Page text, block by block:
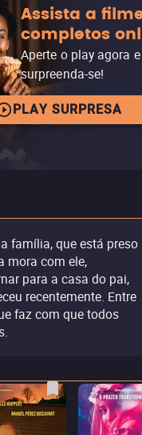
Assista a
completos
Aperte o play agora e
surpreenda-se!
PLAY SURPRESA
família, que está preso
mora com ele,
para a casa do pai,
recentemente. Entre
faz com que todos